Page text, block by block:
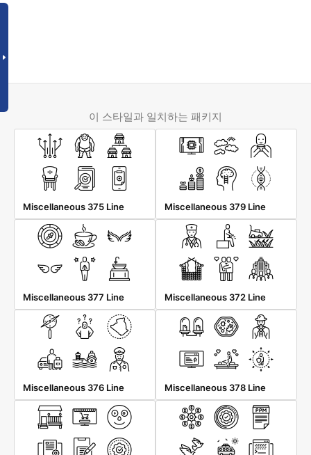
이 스타일과 일치하는 패키지
Miscellaneous 375 Line Miscellaneous 379 Line
Miscellaneous 377 Line Miscellaneous 372 Line
Miscellaneous 376 Line Miscellaneous 378 Line